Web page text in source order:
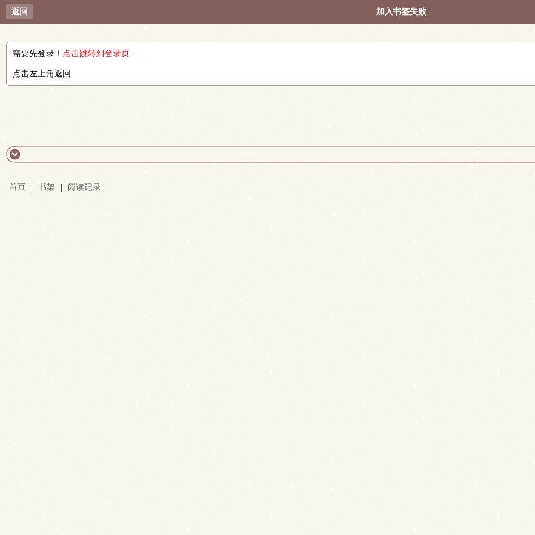
返回 加入书签失败
需要先登录！ 点击跳转到登录页
点击左上角返回
首页 书架 阅读记录